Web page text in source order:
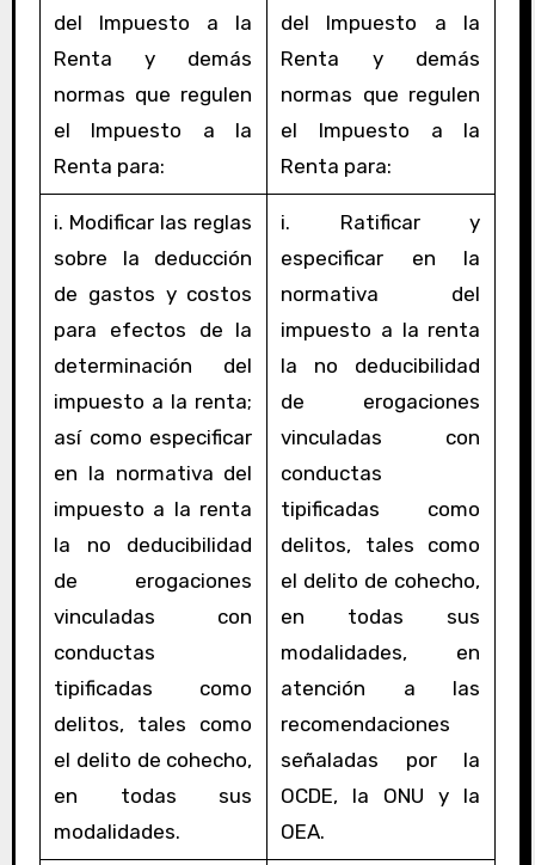
del Impuesto a la
Renta y demás
normas que regulen
el Impuesto a la
Renta para:
del Impuesto a la
Renta y demás
normas que regulen
el Impuesto a la
Renta para:
i. Modificar las reglas
sobre la deducción
de gastos y costos
para efectos de la
determinación del
impuesto a la renta;
así como especificar
en la normativa del
impuesto a la renta
la no deducibilidad
de erogaciones
vinculadas con
conductas
tipificadas como
delitos, tales como
el delito de cohecho,
en todas sus
modalidades.
i. Ratificar y
especificar en la
normativa del
impuesto a la renta
la no deducibilidad
de erogaciones
vinculadas con
conductas
tipificadas como
delitos, tales como
el delito de cohecho,
en todas sus
modalidades, en
atención a las
recomendaciones
señaladas por la
OCDE, la ONU y la
OEA.